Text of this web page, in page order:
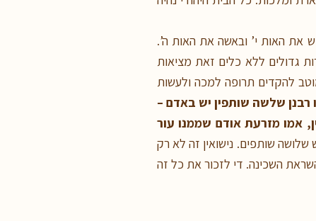
את האות י’ ובאשה את האות ה’.
גדולים ללא כלים זאת מציאות
להקדים תרופה למכה ולעשות
רבנן שלשה שותפין יש באדם –
אמו מזרעת אודם שממנו עור
שלושה שותפים. נישואין זה לא רק
השכינה. די לזכור את כל זה